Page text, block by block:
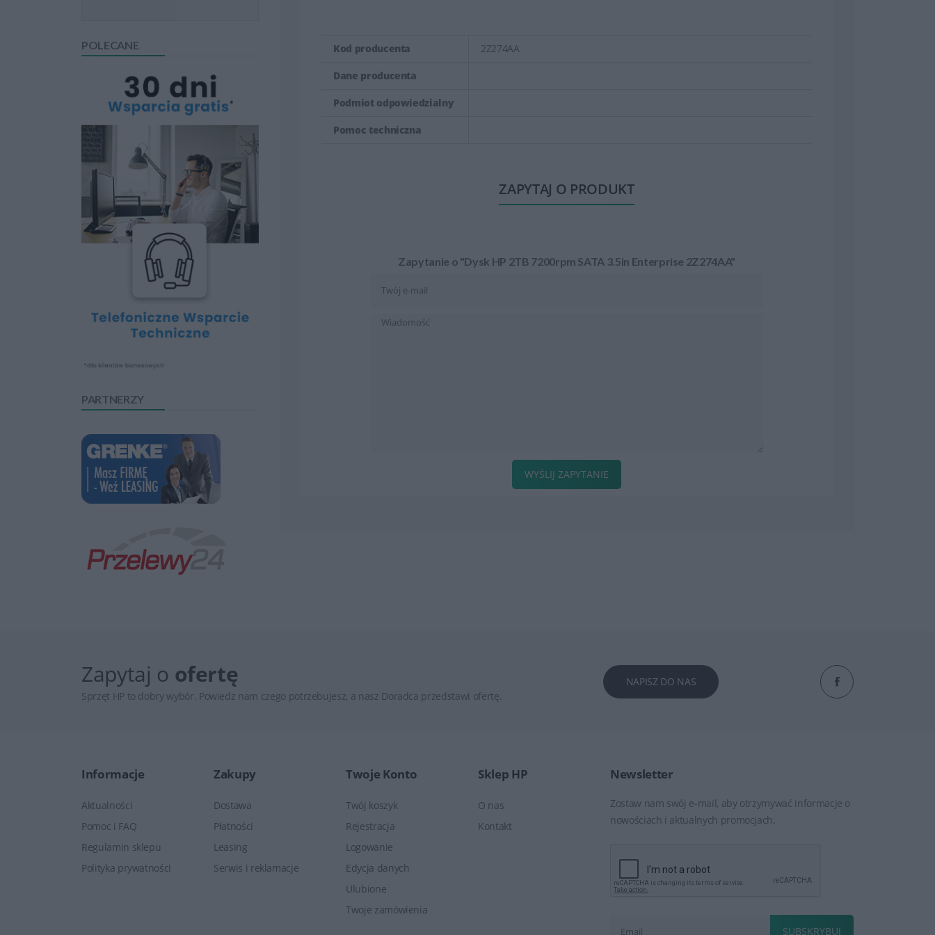
POLECANE
PARTNERZY
Kod producenta 2Z274AA
Dane producenta
Podmiot odpowiedzialny
Pomoc techniczna
ZAPYTAJ O PRODUKT
Zapytanie o "Dysk HP 2TB 7200rpm SATA 3.5in Enterprise 2Z274AA"
WYŚLIJ ZAPYTANIE
Zapytaj o ofertę
Sprzęt HP to dobry wybór. Powiedz nam czego potrzebujesz, a nasz Doradca przedstawi ofertę.
NAPISZ DO NAS
Informacje
Aktualności
Pomoc i FAQ
Regulamin sklepu
Polityka prywatności
Zakupy
Dostawa
Płatności
Leasing
Serwis i reklamacje
Twoje Konto
Twój koszyk
Rejestracja
Logowanie
Edycja danych
Ulubione
Twoje zamówienia
Sklep HP
O nas
Kontakt
Newsletter
Zostaw nam swój e-mail, aby otrzymywać informacje o
nowościach i aktualnych promocjach.
SUBSKRYBUJ